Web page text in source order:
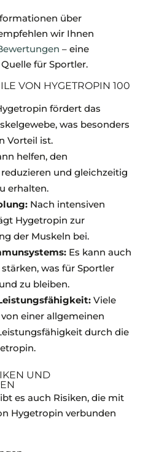
über
wir Ihnen
– eine
für Sportler.
VON HYGETROPIN 100
fördert das
was besonders
Vorteil ist.
helfen, den
und gleichzeitig
erhalten.
Nach intensiven
Hygetropin zur
der Muskeln bei.
Es kann auch
was für Sportler
zu bleiben.
Viele
einer allgemeinen
durch die
UND
es auch Risiken, die mit
Hygetropin verbunden